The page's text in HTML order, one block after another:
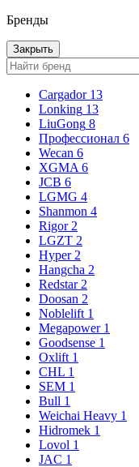
Бренды
Закрыть
Cargador 13
Lonking 13
LiuGong 8
Профессионал 6
Wecan 6
XGMA 6
JCB 6
LGMG 4
Shanmon 4
Rigor 2
LGZT 2
Hyper 2
Hangcha 2
Redstar 2
Doosan 2
Noblelift 1
Megapower 1
Goodsense 1
Oxlift 1
CHL 1
SEM 1
Bull 1
Weichai Heavy 1
Hidromek 1
Lovol 1
JAC 1